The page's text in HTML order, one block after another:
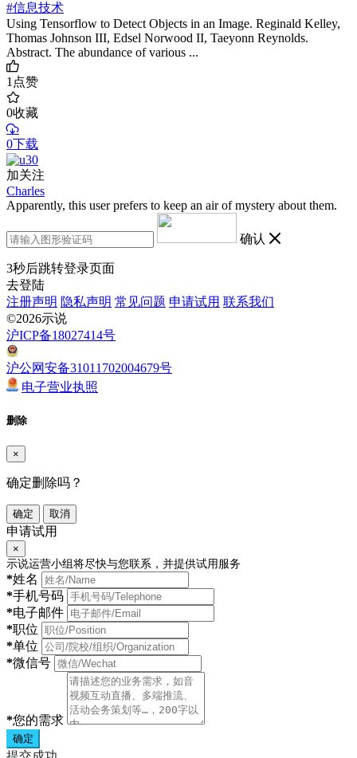
#信息技术
Using Tensorflow to Detect Objects in an Image. Reginald Kelley,
Thomas Johnson III, Edsel Norwood II, Taeyonn Reynolds.
Abstract. The abundance of various ...
1点赞
0收藏
0下载
加关注
Charles
Apparently, this user prefers to keep an air of mystery about them.
确认
3秒后跳转登录页面
去登陆
注册声明 隐私声明 常见问题 申请试用 联系我们
©2026示说
沪ICP备18027414号
沪公网安备31011702004679号
电子营业执照
删除
×
确定删除吗？
确定 取消
申请试用
×
示说运营小组将尽快与您联系，并提供试用服务
*姓名
*手机号码
*电子邮件
*职位
*单位
*微信号
*您的需求
确定